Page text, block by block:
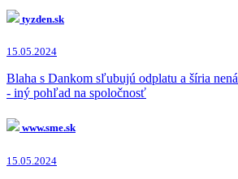
tyzden.sk
15.05.2024
Blaha s Dankom sľubujú odplatu a šíria
- iný pohľad na spoločnosť
www.sme.sk
15.05.2024